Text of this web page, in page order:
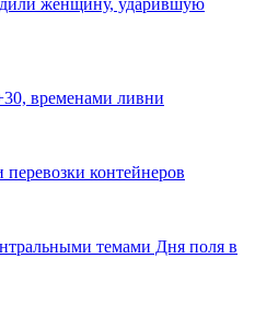
временами ливни
контейнеров
темами Дня поля в